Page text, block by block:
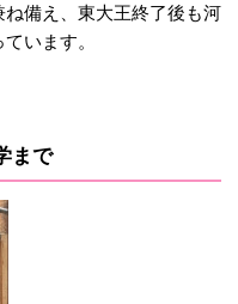
備え、東大王終了後も河
います。
まで